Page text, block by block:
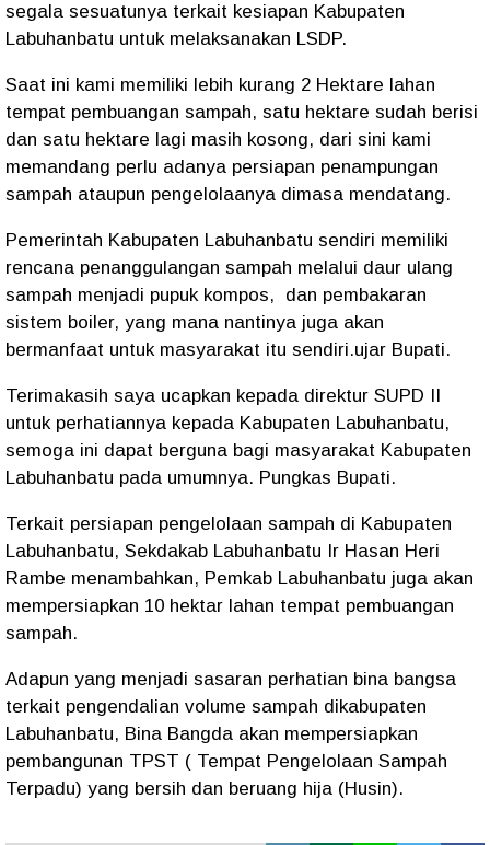
segala sesuatunya terkait kesiapan Kabupaten
Labuhanbatu untuk melaksanakan LSDP.
Saat ini kami memiliki lebih kurang 2 Hektare lahan
tempat pembuangan sampah, satu hektare sudah berisi
dan satu hektare lagi masih kosong, dari sini kami
memandang perlu adanya persiapan penampungan
sampah ataupun pengelolaanya dimasa mendatang.
Pemerintah Kabupaten Labuhanbatu sendiri memiliki
rencana penanggulangan sampah melalui daur ulang
sampah menjadi pupuk kompos, dan pembakaran
sistem boiler, yang mana nantinya juga akan
bermanfaat untuk masyarakat itu sendiri.ujar Bupati.
Terimakasih saya ucapkan kepada direktur SUPD II
untuk perhatiannya kepada Kabupaten Labuhanbatu,
semoga ini dapat berguna bagi masyarakat Kabupaten
Labuhanbatu pada umumnya. Pungkas Bupati.
Terkait persiapan pengelolaan sampah di Kabupaten
Labuhanbatu, Sekdakab Labuhanbatu Ir Hasan Heri
Rambe menambahkan, Pemkab Labuhanbatu juga akan
mempersiapkan 10 hektar lahan tempat pembuangan
sampah.
Adapun yang menjadi sasaran perhatian bina bangsa
terkait pengendalian volume sampah dikabupaten
Labuhanbatu, Bina Bangda akan mempersiapkan
pembangunan TPST ( Tempat Pengelolaan Sampah
Terpadu) yang bersih dan beruang hija (Husin).